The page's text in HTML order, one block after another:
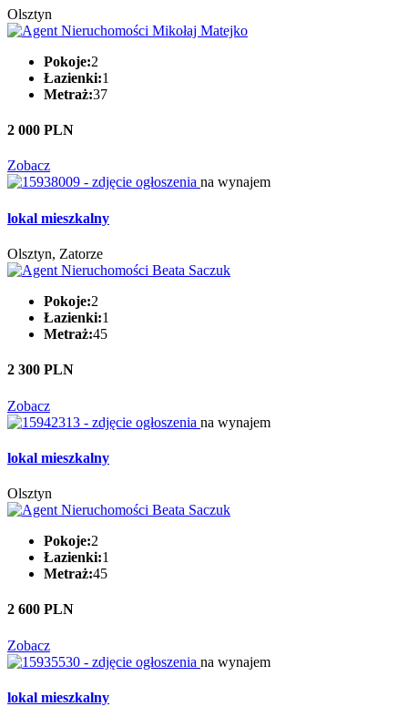
Olsztyn
Pokoje:2
Łazienki:1
Metraż:37
2 000 PLN
Zobacz
na wynajem
lokal mieszkalny
Olsztyn, Zatorze
Pokoje:2
Łazienki:1
Metraż:45
2 300 PLN
Zobacz
na wynajem
lokal mieszkalny
Olsztyn
Pokoje:2
Łazienki:1
Metraż:45
2 600 PLN
Zobacz
na wynajem
lokal mieszkalny